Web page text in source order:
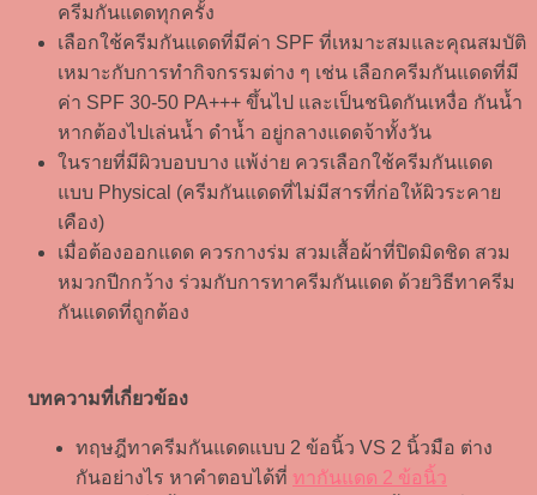
ครีมกันแดดทุกครั้ง
เลือกใช้ครีมกันแดดที่มีค่า SPF ที่เหมาะสมและคุณสมบัติ
เหมาะกับการทำกิจกรรมต่าง ๆ เช่น เลือกครีมกันแดดที่มี
ค่า SPF 30-50 PA+++ ขึ้นไป และเป็นชนิดกันเหงื่อ กันน้ำ
หากต้องไปเล่นน้ำ ดำน้ำ อยู่กลางแดดจ้าทั้งวัน
ในรายที่มีผิวบอบบาง แพ้ง่าย ควรเลือกใช้ครีมกันแดด
แบบ Physical (ครีมกันแดดที่ไม่มีสารที่ก่อให้ผิวระคาย
เคือง)
เมื่อต้องออกแดด ควรกางร่ม สวมเสื้อผ้าที่ปิดมิดชิด สวม
หมวกปีกกว้าง ร่วมกับการทาครีมกันแดด ด้วยวิธีทาครีม
กันแดดที่ถูกต้อง
บทความที่เกี่ยวข้อง
ทฤษฎีทาครีมกันแดดแบบ 2 ข้อนิ้ว VS 2 นิ้วมือ ต่าง
กันอย่างไร หาคำตอบได้ที่ ทากันแดด 2 ข้อนิ้ว